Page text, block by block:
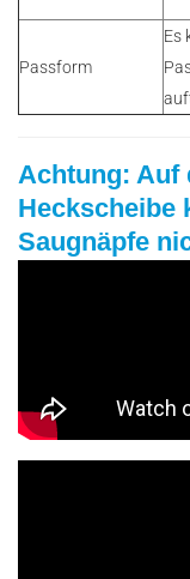
Passform
Es
Achtung: Auf
Heckscheibe
Saugnäpfe